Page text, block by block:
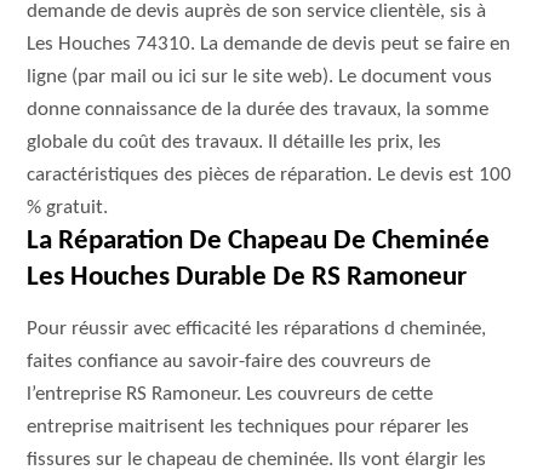
demande de devis auprès de son service clientèle, sis à
Les Houches 74310. La demande de devis peut se faire en
ligne (par mail ou ici sur le site web). Le document vous
donne connaissance de la durée des travaux, la somme
globale du coût des travaux. Il détaille les prix, les
caractéristiques des pièces de réparation. Le devis est 100
% gratuit.
La Réparation De Chapeau De Cheminée
Les Houches Durable De RS Ramoneur
Pour réussir avec efficacité les réparations d cheminée,
faites confiance au savoir-faire des couvreurs de
l’entreprise RS Ramoneur. Les couvreurs de cette
entreprise maitrisent les techniques pour réparer les
fissures sur le chapeau de cheminée. Ils vont élargir les